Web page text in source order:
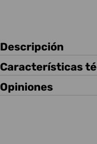
Descripción
Características
Opiniones